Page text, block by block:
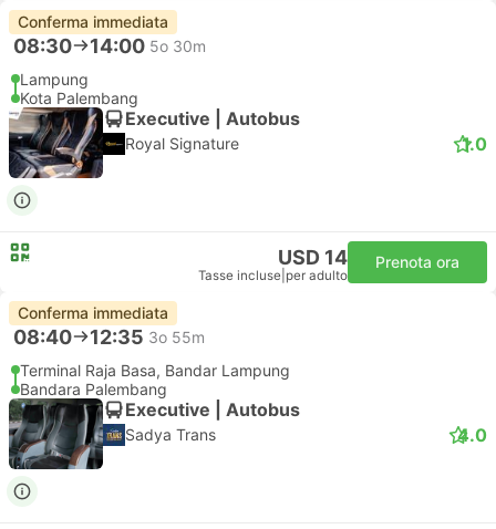
Conferma immediata
08:30 14:00 5o 30m
Lampung
Kota Palembang
Executive | Autobus
Royal Signature 1.0
USD 14
Tasse incluse per adulto
Prenota ora
Conferma immediata
08:40 12:35 3o 55m
Terminal Raja Basa, Bandar Lampung
Bandara Palembang
Executive | Autobus
Sadya Trans 4.0